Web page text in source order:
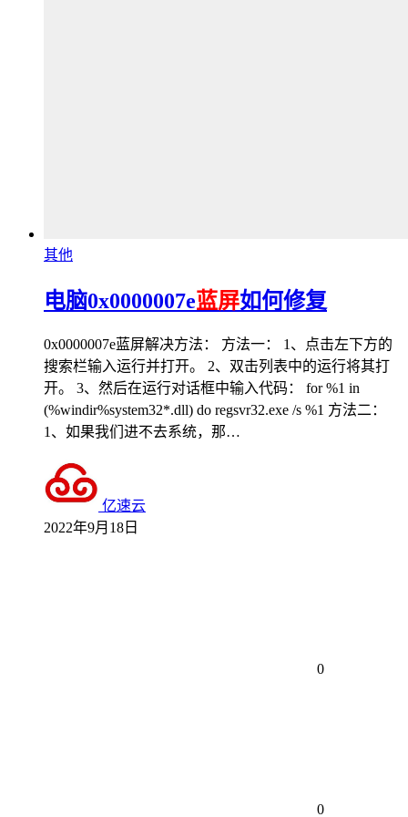
其他
电脑0x0000007e蓝屏如何修复
0x0000007e蓝屏解决方法： 方法一： 1、点击左下方的
搜索栏输入运行并打开。 2、双击列表中的运行将其打
开。 3、然后在运行对话框中输入代码： for %1 in
(%windir%system32*.dll) do regsvr32.exe /s %1 方法二：
1、如果我们进不去系统，那…
亿速云
2022年9月18日
0
0